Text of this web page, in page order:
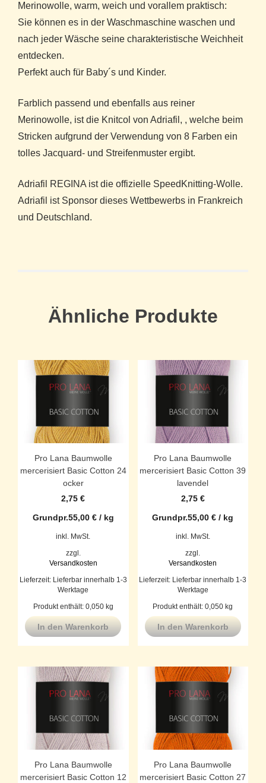
Merinowolle, warm, weich und vorallem praktisch:
Sie können es in der Waschmaschine waschen und
nach jeder Wäsche seine charakteristische Weichheit
entdecken.
Perfekt auch für Baby´s und Kinder.
Farblich passend und ebenfalls aus reiner
Merinowolle, ist die Knitcol von Adriafil, , welche beim
Stricken aufgrund der Verwendung von 8 Farben ein
tolles Jacquard- und Streifenmuster ergibt.
Adriafil REGINA ist die offizielle SpeedKnitting-Wolle.
Adriafil ist Sponsor dieses Wettbewerbs in Frankreich
und Deutschland.
Ähnliche Produkte
Pro Lana Baumwolle
mercerisiert Basic Cotton 24
ocker
2,75€
Grundpr.55,00 €/ kg
inkl. MwSt.
zzgl.
Versandkosten
Lieferzeit: Lieferbar innerhalb 1-3
Werktage
Produkt enthält: 0,050 kg
In den Warenkorb
Pro Lana Baumwolle
mercerisiert Basic Cotton 39
lavendel
2,75 €
Grundpr.55,00€ / kg
inkl. MwSt.
zzgl.
Versandkosten
Lieferzeit: Lieferbar innerhalb 1-3
Werktage
Produkt enthält: 0,050 kg
In den Warenkorb
Pro Lana Baumwolle
mercerisiert Basic Cotton 12
Pro Lana Baumwolle
mercerisiert Basic Cotton 27